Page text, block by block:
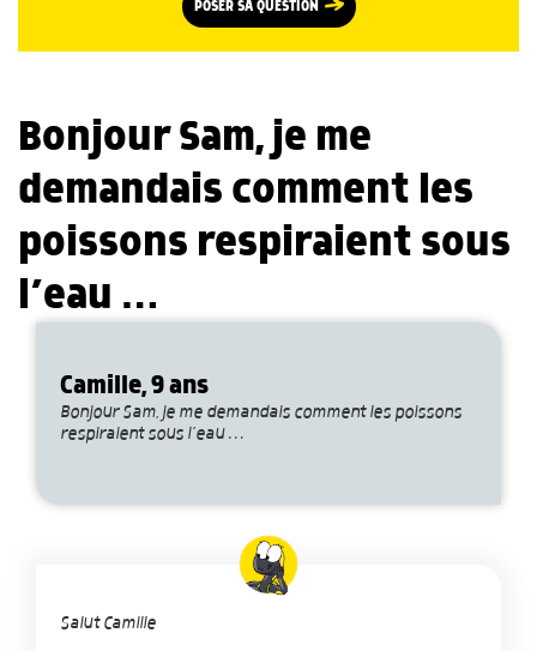
POSER SA QUESTION
Bonjour Sam, je me
demandais comment les
poissons respiraient sous
l’eau …
Camille, 9 ans
Bonjour Sam, je me demandais comment les poissons
respiraient sous l’eau …
Salut Camille